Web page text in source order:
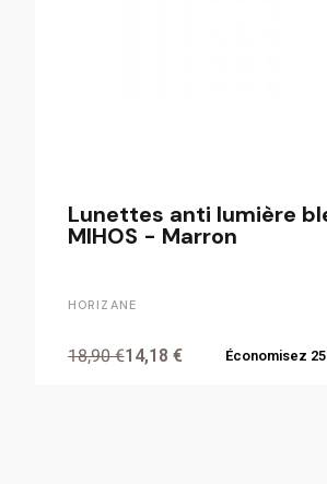
Lunettes anti lumière
MIHOS - Marron
HORIZANE
18,90 €14,18 € Économisez